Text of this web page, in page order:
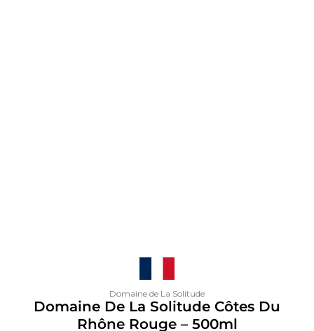
Domaine de La Solitude
Domaine De La Solitude Côtes Du
Rhône Rouge – 500ml